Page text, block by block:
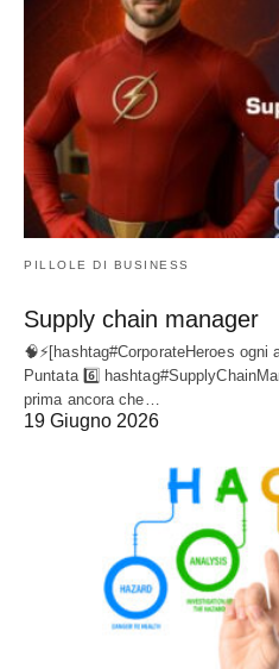
PILLOLE DI BUSINESS
Supply chain manager
🧠⚡[hashtag#CorporateHeroes ogni
Puntata 6️⃣
prima ancora che…
19 Giugno 2026